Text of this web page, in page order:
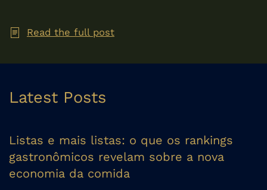
Read the full post
Latest Posts
Listas e mais listas: o que os rankings
gastronômicos revelam sobre a nova
economia da comida